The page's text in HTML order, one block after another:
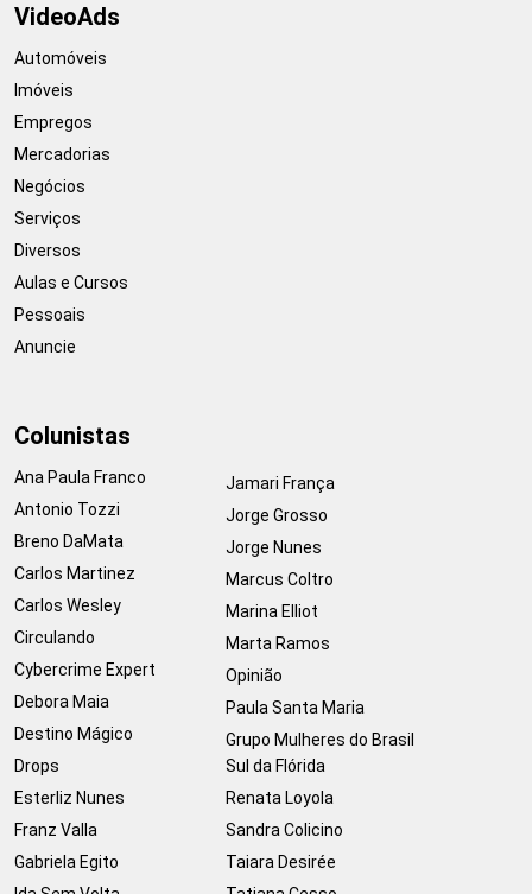
VideoAds
Automóveis
Imóveis
Empregos
Mercadorias
Negócios
Serviços
Diversos
Aulas e Cursos
Pessoais
Anuncie
Colunistas
Ana Paula Franco
Antonio Tozzi
Breno DaMata
Carlos Martinez
Carlos Wesley
Circulando
Cybercrime Expert
Debora Maia
Destino Mágico
Drops
Esterliz Nunes
Franz Valla
Gabriela Egito
Jamari França
Jorge Grosso
Jorge Nunes
Marcus Coltro
Marina Elliot
Marta Ramos
Opinião
Paula Santa Maria
Grupo Mulheres do Brasil
Sul da Flórida
Renata Loyola
Sandra Colicino
Taiara Desirée